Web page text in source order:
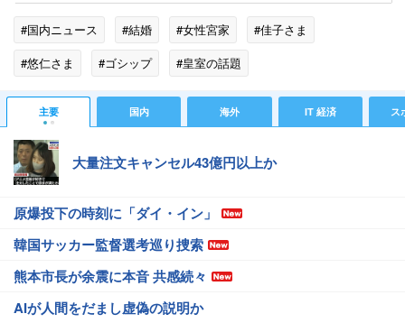
#国内ニュース #結婚 #女性宮家
#佳子さま
#悠仁さま
#ゴシップ #皇室の話題
主要 国内 海外 IT 経済 ス
大量注文キャンセル43億円以上か
原爆投下の時刻に「ダイ・イン」
韓国サッカー監督選考巡り捜索
熊本市長が余震に本音 共感続々
AIが人間をだまし虚偽の説明か